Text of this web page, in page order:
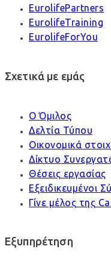
EurolifePartners
EurolifeTraining
EurolifeForYou
Σχετικά με εμάς
Ο Όμιλος
Δελτία Τύπου
Οικονομικά
Δίκτυο
Θέσεις εργασίας
Εξειδικευμένοι
Γίνε μέλος της
Εξυπηρέτηση